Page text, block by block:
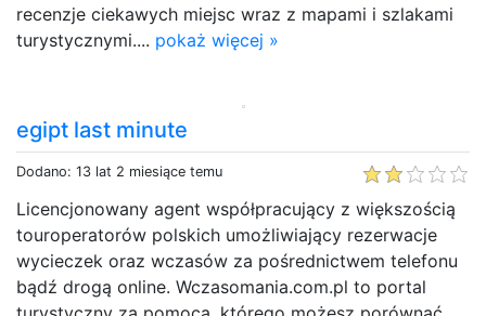
recenzje ciekawych miejsc wraz z mapami i szlakami
turystycznymi.... pokaż więcej »
egipt last minute
Dodano: 13 lat 2 miesiące temu
Licencjonowany agent współpracujący z większością
touroperatorów polskich umożliwiający rezerwacje
wycieczek oraz wczasów za pośrednictwem telefonu
bądź drogą online. Wczasomania.com.pl to portal